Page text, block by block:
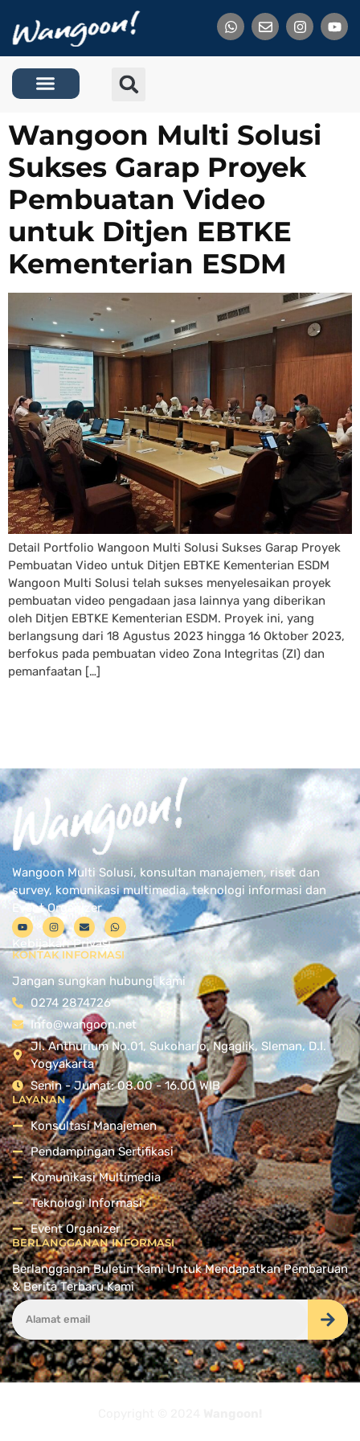
Wangoon Multi Solusi
Sukses Garap Proyek
Pembuatan Video
untuk Ditjen EBTKE
Kementerian ESDM
Detail Portfolio Wangoon Multi Solusi Sukses Garap Proyek
Pembuatan Video untuk Ditjen EBTKE Kementerian ESDM
Wangoon Multi Solusi telah sukses menyelesaikan proyek
pembuatan video pengadaan jasa lainnya yang diberikan
oleh Ditjen EBTKE Kementerian ESDM. Proyek ini, yang
berlangsung dari 18 Agustus 2023 hingga 16 Oktober 2023,
berfokus pada pembuatan video Zona Integritas (ZI) dan
pemanfaatan […]
Wangoon Multi Solusi, konsultan manajemen, riset dan
survey, komunikasi multimedia, teknologi informasi dan
Event Organizer
Kebijakan Privasi
KONTAK INFORMASI
Jangan sungkan hubungi kami
0274 2874726
Info@wangoon.net
Jl. Anthurium No.01, Sukoharjo, Ngaglik, Sleman, D.I.
Yogyakarta
Senin - Jumat: 08.00 - 16.00 WIB
LAYANAN
Konsultasi Manajemen
Pendampingan Sertifikasi
Komunikasi Multimedia
Teknologi Informasi
Event Organizer
BERLANGGANAN INFORMASI
Berlangganan Buletin Kami Untuk Mendapatkan Pembaruan
& Berita Terbaru Kami